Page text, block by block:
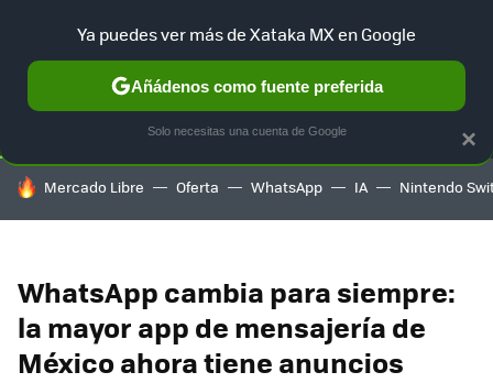
SELECCIÓN GAMING HOME AUTO TERRITORIO
HOY SE HABLA DE
Mercado Libre Oferta WhatsApp IA Nintendo
WhatsApp cambia para siempre:
la mayor app de mensajería de
México ahora tiene anuncios
×
Ya puedes ver más de Xataka MX en Google
Añádenos como fuente preferida
Solo necesitas una cuenta de Google